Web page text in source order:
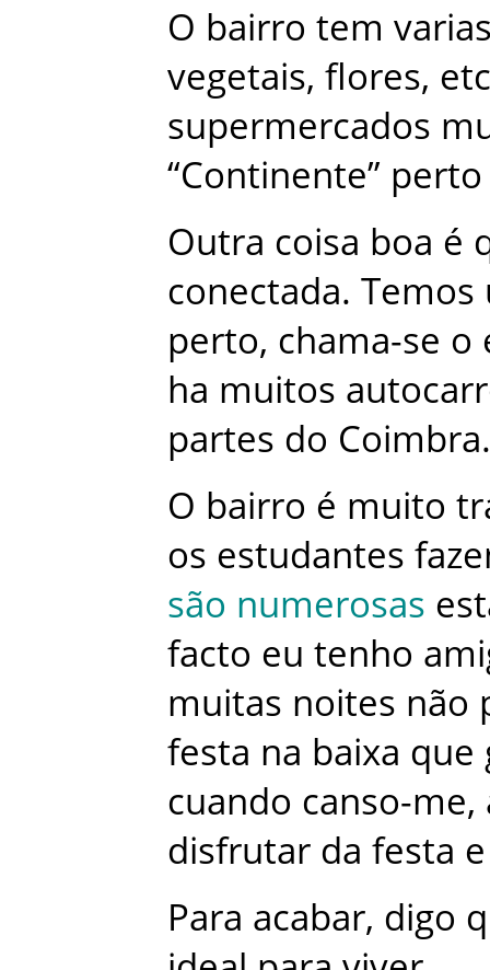
O bairro tem
vegetais, flores, etc
supermercados
“Continente” perto
Outra coisa boa é
conectada. Temos
perto, chama-se o
ha muitos
partes do Coimbra.
O bairro é muito
os estudantes
são numerosas
facto eu tenho
muitas noites não
festa na baixa que
cuando canso-me,
disfrutar da festa e
Para acabar, digo